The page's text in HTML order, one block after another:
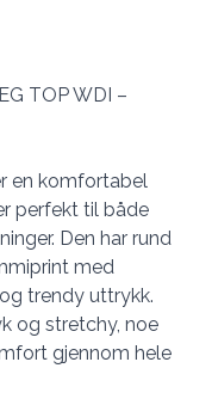
TOP WDI –
en komfortabel
perfekt til både
Den har rund
med
trendy uttrykk.
og stretchy, noe
gjennom hele